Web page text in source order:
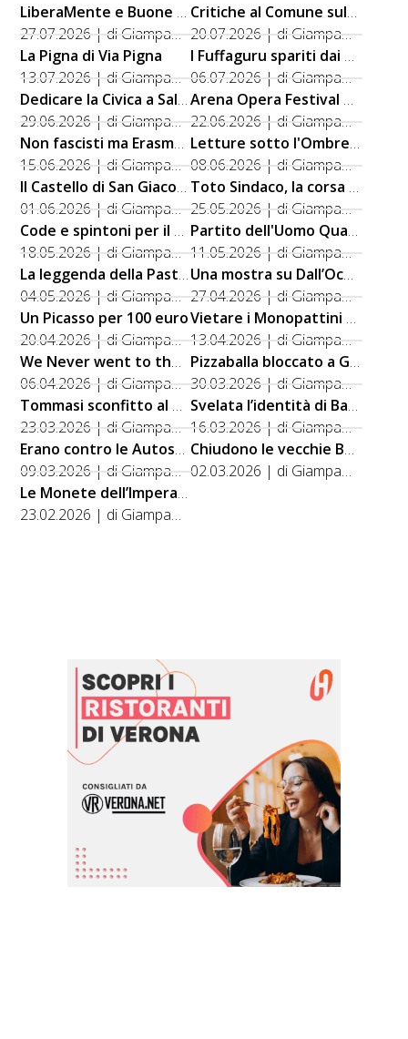
LiberaMente e Buone Ferie
27.07.2026 | di Giampaolo Beschin
Critiche al Comune sulla Sicurezza
20.07.2026 | di Giampaolo Beschin
La Pigna di Via Pigna
13.07.2026 | di Giampaolo Beschin
I Fuffaguru spariti dai social
06.07.2026 | di Giampaolo Beschin
Dedicare la Civica a Salgari
29.06.2026 | di Giampaolo Beschin
Arena Opera Festival 2027
22.06.2026 | di Giampaolo Beschin
Non fascisti ma Erasmus ubriachi
15.06.2026 | di Giampaolo Beschin
Letture sotto l'Ombrellone
08.06.2026 | di Giampaolo Beschin
Il Castello di San Giacomo
01.06.2026 | di Giampaolo Beschin
Toto Sindaco, la corsa è partita
25.05.2026 | di Giampaolo Beschin
Code e spintoni per il Royal Pop
18.05.2026 | di Giampaolo Beschin
Partito dell'Uomo Qualunque
11.05.2026 | di Giampaolo Beschin
La leggenda della Pastissada
04.05.2026 | di Giampaolo Beschin
Una mostra su Dall’Oca Bianca
27.04.2026 | di Giampaolo Beschin
Un Picasso per 100 euro
20.04.2026 | di Giampaolo Beschin
Vietare i Monopattini a noleggio
13.04.2026 | di Giampaolo Beschin
We Never went to the Moon
06.04.2026 | di Giampaolo Beschin
Pizzaballa bloccato a Gerusalemme
30.03.2026 | di Giampaolo Beschin
Tommasi sconfitto al Referendum
23.03.2026 | di Giampaolo Beschin
Svelata l’identità di Banksy
16.03.2026 | di Giampaolo Beschin
Erano contro le Autostrade
09.03.2026 | di Giampaolo Beschin
Chiudono le vecchie Botteghe
02.03.2026 | di Giampaolo Beschin
Le Monete dell’Imperatore
23.02.2026 | di Giampaolo Beschin